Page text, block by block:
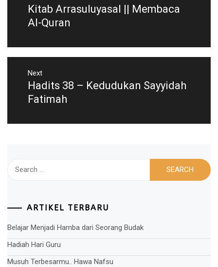
navigation
Previous
post:
Kitab Arrasuluyasal || Membaca
Al-Quran
Next
Next
post:
Hadits 38 – Kedudukan Sayyidah
Fatimah
Search
ARTIKEL TERBARU
Belajar Menjadi Hamba dari Seorang Budak
Hadiah Hari Guru
Musuh Terbesarmu.. Hawa Nafsu